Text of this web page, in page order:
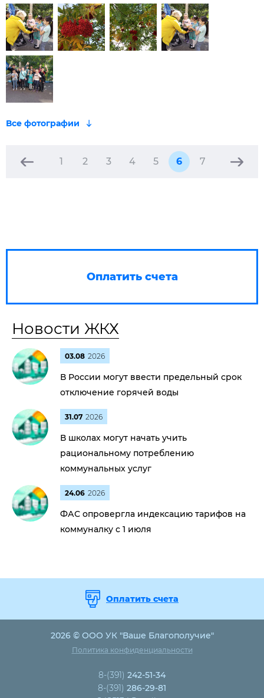
1 2 3 4 5 6 7
Оплатить счета
Новости ЖКХ
03.08 2026
В России могут ввести предельный срок
отключение горячей воды
31.07 2026
В школах могут начать учить
рациональному потреблению
коммунальных услуг
24.06 2026
ФАС опровергла индексацию тарифов на
коммуналку с 1 июля
Оплатить счета
2026 © ООО УК "Ваше Благополучие"
Политика конфиденциальности
8-(391) 242-51-34
8-(391) 286-29-81